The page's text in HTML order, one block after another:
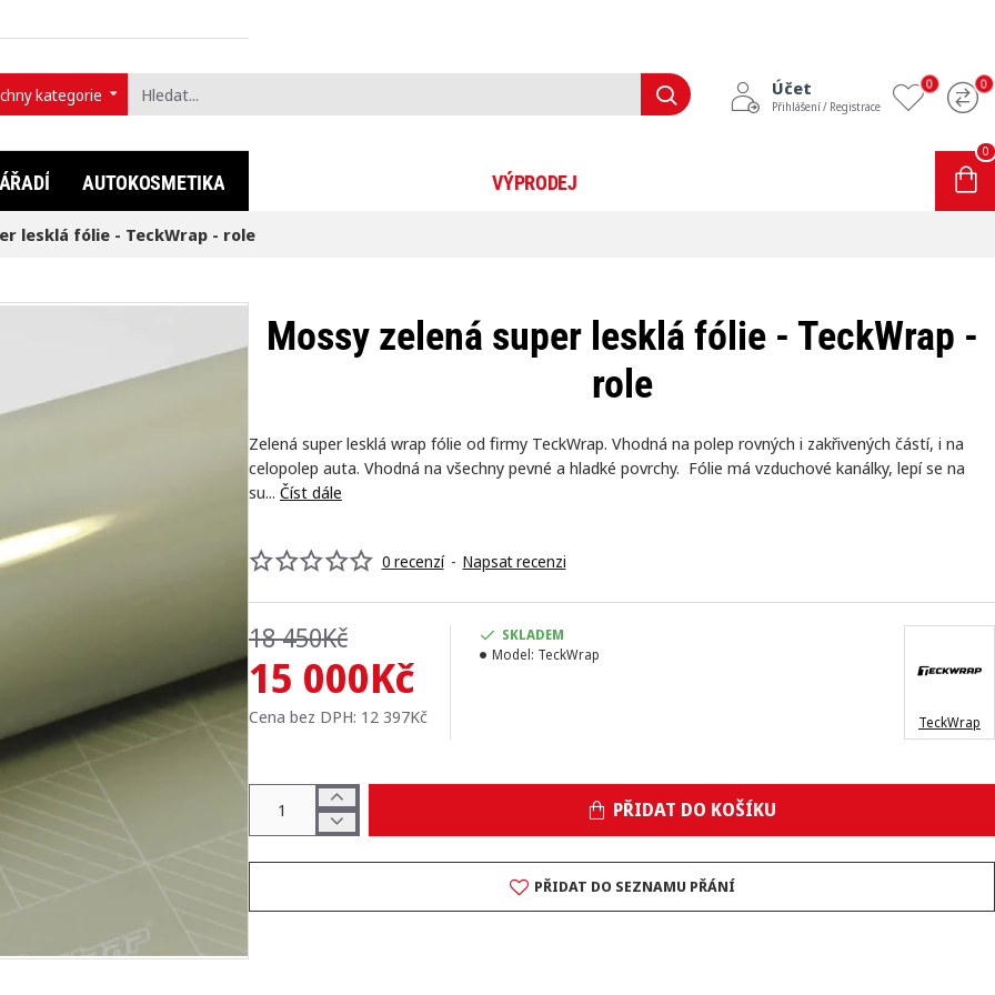
kategorie Účet
Přihlášení / Registrace
0 0
AUTOKOSMETIKA VÝPRODEJ
0
lesklá fólie - TeckWrap - role
Mossy zelená super lesklá fólie - TeckWrap -
role
Zelená super lesklá wrap fólie od firmy TeckWrap. Vhodná na polep rovných i zakřivených částí, i na
celopolep auta. Vhodná na všechny pevné a hladké povrchy. Fólie má vzduchové kanálky, lepí se na
su... Číst dále
0 recenzí - Napsat recenzi
15 000Kč
18 450Kč
Cena bez DPH: 12 397Kč
SKLADEM
Model: TeckWrap
TeckWrap
PŘIDAT DO KOŠÍKU
PŘIDAT DO SEZNAMU PŘÁNÍ